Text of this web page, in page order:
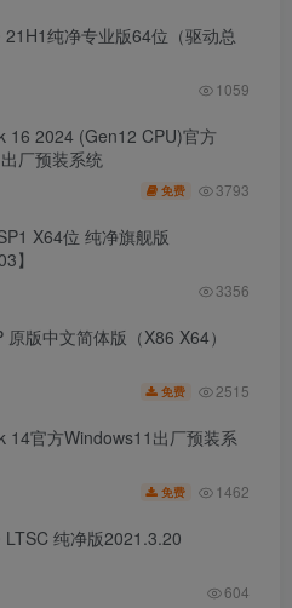
纯净专业版64位（驱动总
1059
16 2024 (Gen12 CPU)官方
厂预装系统
免费 3793
X64位 纯净旗舰版
】
3356
版中文简体版（X86 X64）
免费 2515
14官方Windows11出厂预装系
免费 1462
纯净版2021.3.20
604